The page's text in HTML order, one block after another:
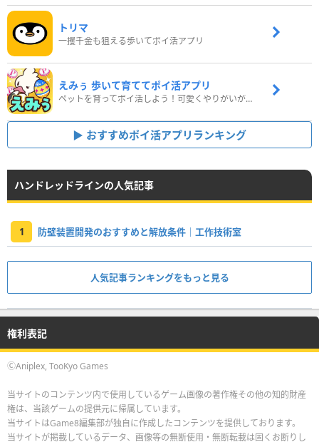
トリマ
一攫千金も狙える歩いてポイ活アプリ
えみぅ 歩いて育ててポイ活アプリ
ペットを育ってポイ活しよう！可愛くやりがいがある新感覚アプリ
おすすめポイ活アプリランキング
ハンドレッドラインの人気記事
1 防壁装置開発のおすすめと解放条件｜工作技術室
人気記事ランキングをもっと見る
権利表記
ⒸAniplex, TooKyo Games
当サイトのコンテンツ内で使用しているゲーム画像の著作権その他の知的財産
権は、当該ゲームの提供元に帰属しています。
当サイトはGame8編集部が独自に作成したコンテンツを提供しております。
当サイトが掲載しているデータ、画像等の無断使用・無断転載は固くお断りし